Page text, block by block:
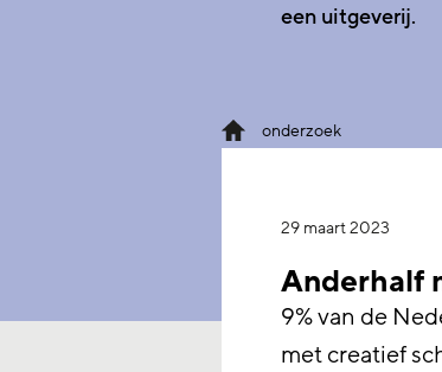
een uitgeverij.
onderzoek
29 maart 2023
Anderhalf
9% van de
met creatief